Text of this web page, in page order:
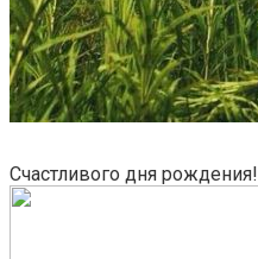
Счастливого дня рождения!